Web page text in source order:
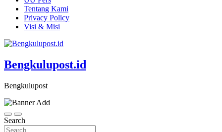
Tentang Kami
Privacy Policy
Visi & Misi
Bengkulupost.id
Bengkulupost
Search